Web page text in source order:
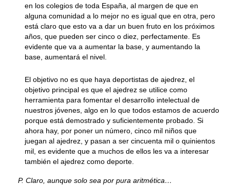
en los colegios de toda España, al margen de que en
alguna comunidad a lo mejor no es igual que en otra, pero
está claro que esto va a dar un buen fruto en los próximos
años, que pueden ser cinco o diez, perfectamente. Es
evidente que va a aumentar la base, y aumentando la
base, aumentará el nivel.
El objetivo no es que haya deportistas de ajedrez, el
objetivo principal es que el ajedrez se utilice como
herramienta para fomentar el desarrollo intelectual de
nuestros jóvenes, algo en lo que todos estamos de acuerdo
porque está demostrado y suficientemente probado. Si
ahora hay, por poner un número, cinco mil niños que
juegan al ajedrez, y pasan a ser cincuenta mil o quinientos
mil, es evidente que a muchos de ellos les va a interesar
también el ajedrez como deporte.
P. Claro, aunque solo sea por pura aritmética…